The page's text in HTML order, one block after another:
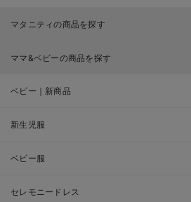
マタニティの商品を探す
ママ&ベビーの商品を探す
ベビー｜新商品
新生児服
ベビー服
セレモニードレス